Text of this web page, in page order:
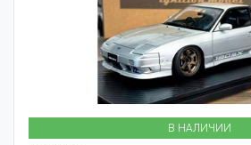
В НАЛИЧИИ